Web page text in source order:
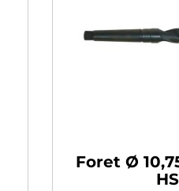
Foret Ø